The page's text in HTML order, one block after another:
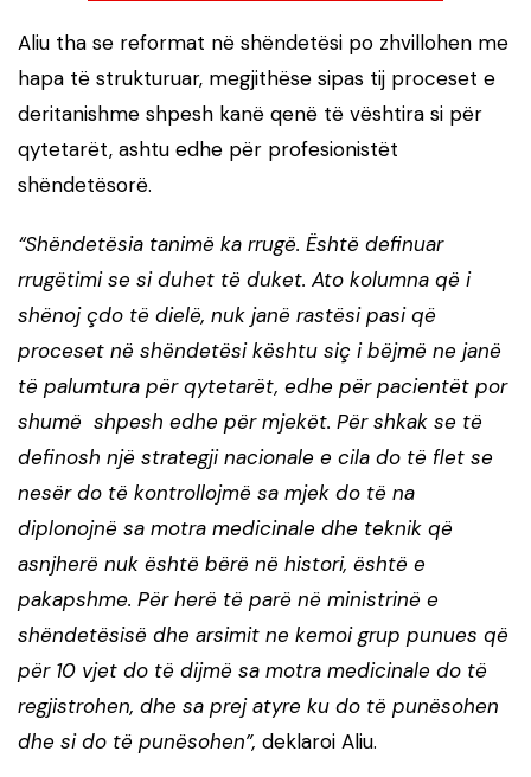
Aliu tha se reformat në shëndetësi po zhvillohen me
hapa të strukturuar, megjithëse sipas tij proceset e
deritanishme shpesh kanë qenë të vështira si për
qytetarët, ashtu edhe për profesionistët
shëndetësorë.
“Shëndetësia tanimë ka rrugë. Është definuar
rrugëtimi se si duhet të duket. Ato kolumna që i
shënoj çdo të dielë, nuk janë rastësi pasi që
proceset në shëndetësi kështu siç i bëjmë ne janë
të palumtura për qytetarët, edhe për pacientët por
shumë shpesh edhe për mjekët. Për shkak se të
definosh një strategji nacionale e cila do të flet se
nesër do të kontrollojmë sa mjek do të na
diplonojnë sa motra medicinale dhe teknik që
asnjherë nuk është bërë në histori, është e
pakapshme. Për herë të parë në ministrinë e
shëndetësisë dhe arsimit ne kemoi grup punues që
për 10 vjet do të dijmë sa motra medicinale do të
regjistrohen, dhe sa prej atyre ku do të punësohen
dhe si do të punësohen”, deklaroi Aliu.